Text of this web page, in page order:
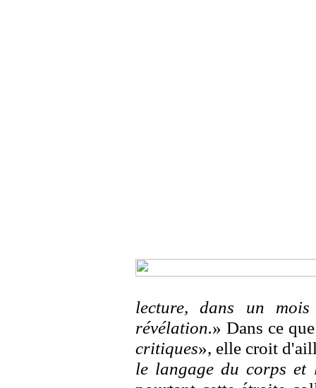
lecture, dans un
révélation.» Dans ce
critiques», elle croit
le langage du corps